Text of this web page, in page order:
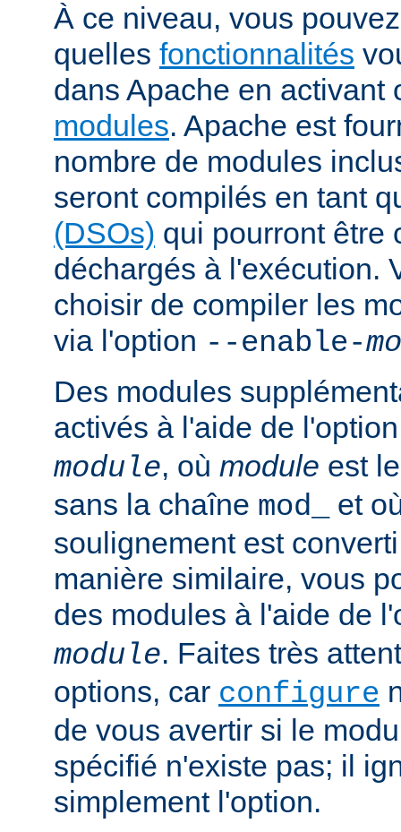
À ce niveau, vous
quelles fonctionnalités
dans Apache en activant
modules. Apache est
nombre de modules
seront compilés en tant
(DSOs) qui pourront être
déchargés à l'exécution.
choisir de compiler les
via l'option --enable-
Des modules
activés à l'aide de
module, où module est
sans la chaîne mod_
et
soulignement est
manière similaire, vous
des modules à l'aide de
module. Faites très
options, car configure
de vous avertir si le
spécifié n'existe pas; il
simplement l'option.